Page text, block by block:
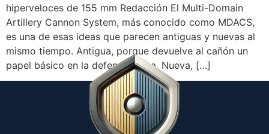
hiperveloces de 155 mm Redacción El Multi-Domain
Artillery Cannon System, más conocido como MDACS,
es una de esas ideas que parecen antiguas y nuevas al
mismo tiempo. Antigua, porque devuelve al cañón un
papel básico en la defensa aérea. Nueva, […]